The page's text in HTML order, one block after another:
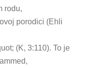
rodu,
porodici (Ehli
(K, 3:110). To je